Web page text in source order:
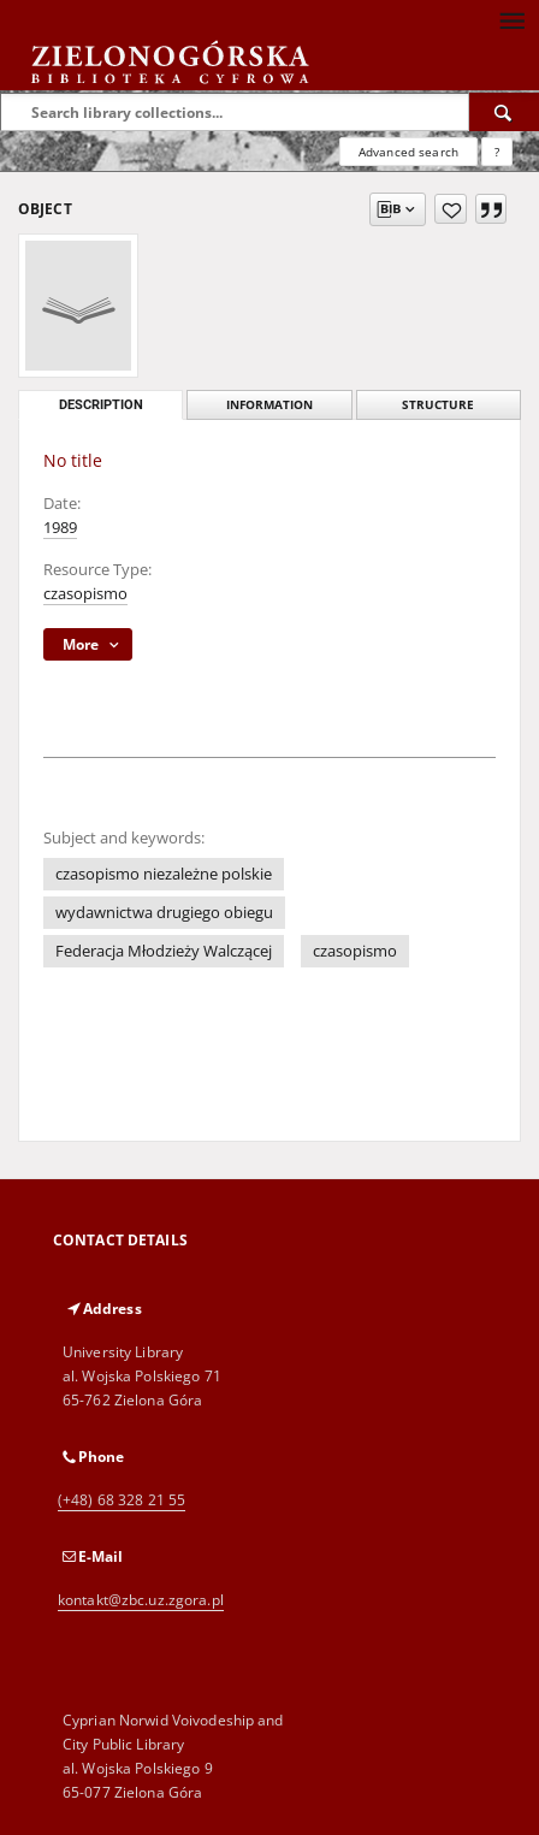
Advanced search ?
OBJECT
DESCRIPTION INFORMATION STRUCTURE
No title
Date:
1989
Resource Type:
czasopismo
More
Subject and keywords:
czasopismo niezależne polskie
wydawnictwa drugiego obiegu
Federacja Młodzieży Walczącej
czasopismo
CONTACT DETAILS
Address
University Library
al. Wojska Polskiego 71
65-762 Zielona Góra
Phone
(+48) 68 328 21 55
E-Mail
kontakt@zbc.uz.zgora.pl
Cyprian Norwid Voivodeship and
City Public Library
al. Wojska Polskiego 9
65-077 Zielona Góra